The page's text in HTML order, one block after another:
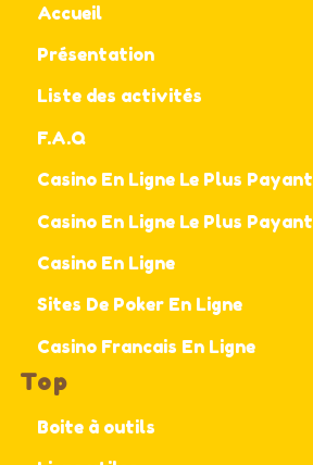
Accueil
Présentation
Liste des activités
F.A.Q
Casino En Ligne Le Plus Payant
Casino En Ligne Le Plus Payant
Casino En Ligne
Sites De Poker En Ligne
Casino Francais En Ligne
Top
Boite à outils